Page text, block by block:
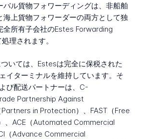
バル貨物フォワーディングは、非船舶
海上貨物フォワーダーの両方として独
全所有子会社のEstes Forwarding
理されます。
いては、Estesは完全に保税された
イターミナルを維持しています。そ
び配送パートナーは、C-
Partnership Against
in Protection）、FAST（Free
、ACE（Automated Commercial
（Advance Commercial